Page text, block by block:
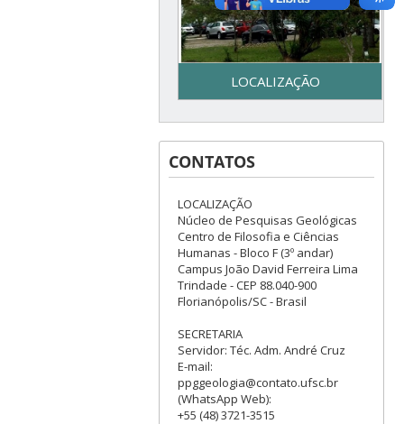
LOCALIZAÇÃO
Secretaria do Programa de
Pós-Graduação em Geologia
– UFSC - Centro de Filosofia e
Ciências Humanas - Bloco F –
3º piso - Campus Reitor João
David Ferreira Lima - Trindade
– Florianópolis, SC
CONTATOS
LOCALIZAÇÃO
Núcleo de Pesquisas Geológicas
Centro de Filosofia e Ciências
Humanas - Bloco F (3º andar)
Campus João David Ferreira Lima
Trindade - CEP 88.040-900
Florianópolis/SC - Brasil
SECRETARIA
Servidor: Téc. Adm. André Cruz
E-mail:
ppggeologia@contato.ufsc.br
(WhatsApp Web):
+55 (48) 3721-3515